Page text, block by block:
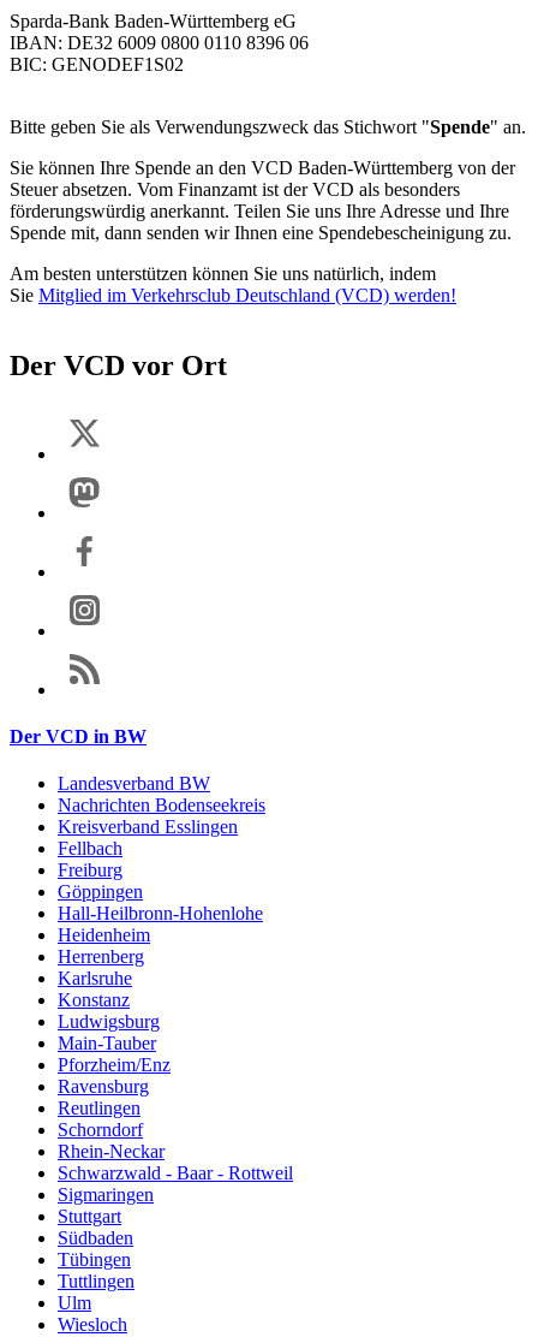
Sparda-Bank Baden-Württemberg eG
IBAN: DE32 6009 0800 0110 8396 06
BIC: GENODEF1S02
Bitte geben Sie als Verwendungszweck das Stichwort "Spende" an.
Sie können Ihre Spende an den VCD Baden-Württemberg von der
Steuer absetzen. Vom Finanzamt ist der VCD als besonders
förderungswürdig anerkannt. Teilen Sie uns Ihre Adresse und Ihre
Spende mit, dann senden wir Ihnen eine Spendebescheinigung zu.
Am besten unterstützen können Sie uns natürlich, indem
Sie Mitglied im Verkehrsclub Deutschland (VCD) werden!
Der VCD vor Ort
Der VCD in BW
Landesverband BW
Nachrichten Bodenseekreis
Kreisverband Esslingen
Fellbach
Freiburg
Göppingen
Hall-Heilbronn-Hohenlohe
Heidenheim
Herrenberg
Karlsruhe
Konstanz
Ludwigsburg
Main-Tauber
Pforzheim/Enz
Ravensburg
Reutlingen
Schorndorf
Rhein-Neckar
Schwarzwald - Baar - Rottweil
Sigmaringen
Stuttgart
Südbaden
Tübingen
Tuttlingen
Ulm
Wiesloch